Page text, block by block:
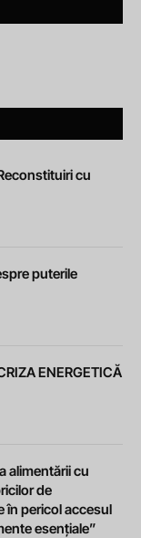
cu
puterile
ENERGETICĂ
alimentării cu
de
în pericol accesul
esențiale”